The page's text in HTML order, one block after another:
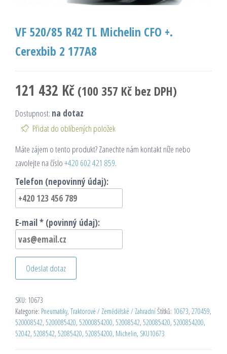
VF 520/85 R42 TL Michelin CFO +.
Cerexbib 2 177A8
121 432 Kč (100 357 Kč bez DPH)
Dostupnost: na dotaz
Přidat do oblíbených položek
Máte zájem o tento produkt? Zanechte nám kontakt níže nebo
zavolejte na číslo+420 602 421 859.
Telefon (nepovinný údaj):
E-mail * (povinný údaj):
Odeslat dotaz
SKU: 10673
Kategorie: Pneumatiky, Traktorové / Zemědělské / ZahradníŠtítků: 10673, 270459,
520008542, 5200085420, 52000854200, 52008542, 520085420, 5200854200,
52042, 5208542, 52085420, 520854200, Michelin, SKU10673